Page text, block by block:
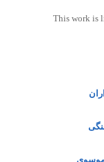
This work is